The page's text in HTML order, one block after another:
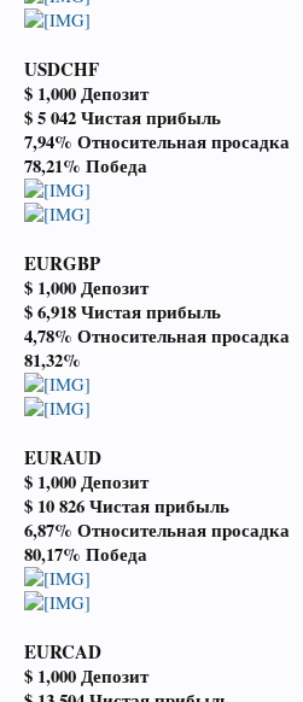
USDCHF
$ 1,000 Депозит
$ 5 042 Чистая прибыль
7,94% Относительная просадка
78,21% Победа
EURGBP
$ 1,000 Депозит
$ 6,918 Чистая прибыль
4,78% Относительная просадка
81,32%
EURAUD
$ 1,000 Депозит
$ 10 826 Чистая прибыль
6,87% Относительная просадка
80,17% Победа
EURCAD
$ 1,000 Депозит